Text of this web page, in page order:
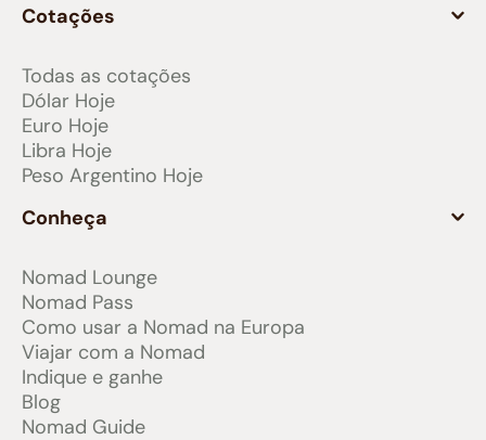
Cotações
Todas as cotações
Dólar Hoje
Euro Hoje
Libra Hoje
Peso Argentino Hoje
Conheça
Nomad Lounge
Nomad Pass
Como usar a Nomad na Europa
Viajar com a Nomad
Indique e ganhe
Blog
Nomad Guide